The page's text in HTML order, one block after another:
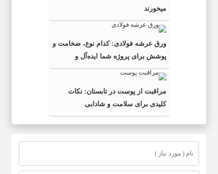
میخورند
ورق عرشه فولادی: کدام نوع، ضخامت و
پوشش برای پروژه شما ایده‌آل و
به‌صرفه‌تر است؟
مراقبت از پوست در تابستان: نکات
کلیدی برای سلامت و شادابی